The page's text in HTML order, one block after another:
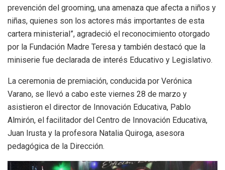
prevención del grooming, una amenaza que afecta a niños y
niñas, quienes son los actores más importantes de esta
cartera ministerial”, agradeció el reconocimiento otorgado
por la Fundación Madre Teresa y también destacó que la
miniserie fue declarada de interés Educativo y Legislativo.
La ceremonia de premiación, conducida por Verónica
Varano, se llevó a cabo este viernes 28 de marzo y
asistieron el director de Innovación Educativa, Pablo
Almirón, el facilitador del Centro de Innovación Educativa,
Juan Irusta y la profesora Natalia Quiroga, asesora
pedagógica de la Dirección.